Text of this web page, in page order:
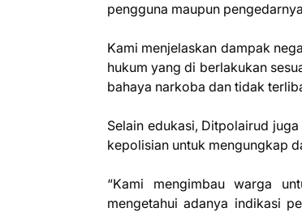
pengguna maupun
Kami menjelaskan dampak
hukum yang di berlakukan
bahaya narkoba dan tidak
Selain edukasi, Ditpolairud
kepolisian untuk mengungkap
“Kami mengimbau warga
mengetahui adanya indikasi